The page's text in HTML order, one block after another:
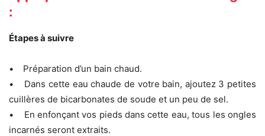
:
Étapes à suivre
• Préparation d’un bain chaud.
• Dans cette eau chaude de votre bain, ajoutez 3 petites
cuillères de bicarbonates de soude et un peu de sel.
• En enfonçant vos pieds dans cette eau, tous les ongles
incarnés seront extraits.